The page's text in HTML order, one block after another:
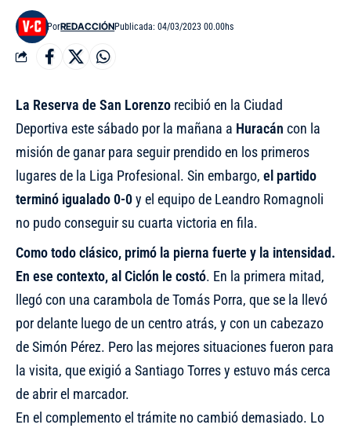
PorREDACCIÓNPublicada: 04/03/2023 00.00hs
La Reserva de San Lorenzo recibió en la Ciudad
Deportiva este sábado por la mañana a Huracán con la
misión de ganar para seguir prendido en los primeros
lugares de la Liga Profesional. Sin embargo, el partido
terminó igualado 0-0y el equipo de Leandro Romagnoli
no pudo conseguir su cuarta victoria en fila.
Como todo clásico, primó la pierna fuerte y la intensidad.
En ese contexto, al Ciclón le costó. En la primera mitad,
llegó con una carambola de Tomás Porra, que se la llevó
por delante luego de un centro atrás, y con un cabezazo
de Simón Pérez. Pero las mejores situaciones fueron para
la visita, que exigió a Santiago Torres y estuvo más cerca
de abrir el marcador.
En el complemento el trámite no cambió demasiado. Lo